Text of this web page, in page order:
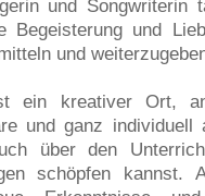
und Songwriterin
Begeisterung und
und
ein kreativer Ort,
und ganz individuell
über den
schöpfen